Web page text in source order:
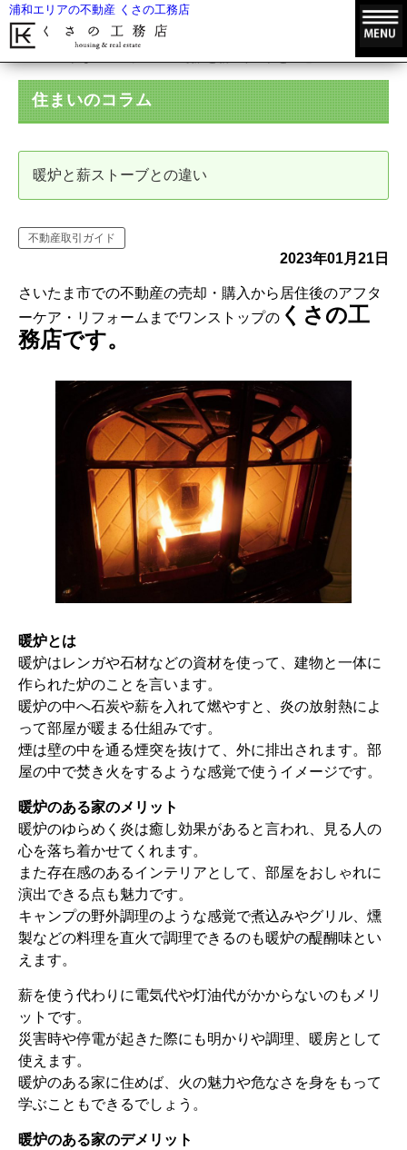
浦和エリアの不動産 くさの工務店
住まいのコラム
暖炉と薪ストーブとの違い
不動産取引ガイド
2023年01月21日
さいたま市での不動産の売却・購入から居住後のアフタ
ーケア・リフォームまでワンストップの くさの工
務店です。
暖炉とは
暖炉はレンガや石材などの資材を使って、建物と一体に
作られた炉のことを言います。
暖炉の中へ石炭や薪を入れて燃やすと、炎の放射熱によ
って部屋が暖まる仕組みです。
煙は壁の中を通る煙突を抜けて、外に排出されます。部
屋の中で焚き火をするような感覚で使うイメージです。
暖炉のある家のメリット
暖炉のゆらめく炎は癒し効果があると言われ、見る人の
心を落ち着かせてくれます。
また存在感のあるインテリアとして、部屋をおしゃれに
演出できる点も魅力です。
キャンプの野外調理のような感覚で煮込みやグリル、燻
製などの料理を直火で調理できるのも暖炉の醍醐味とい
えます。
薪を使う代わりに電気代や灯油代がかからないのもメリ
ットです。
災害時や停電が起きた際にも明かりや調理、暖房として
使えます。
暖炉のある家に住めば、火の魅力や危なさを身をもって
学ぶこともできるでしょう。
暖炉のある家のデメリット